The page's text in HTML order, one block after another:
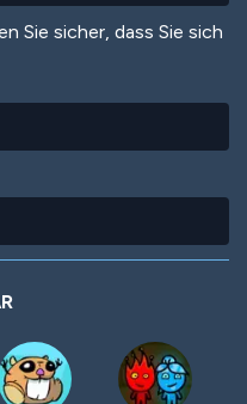
Sie sicher, dass Sie sich